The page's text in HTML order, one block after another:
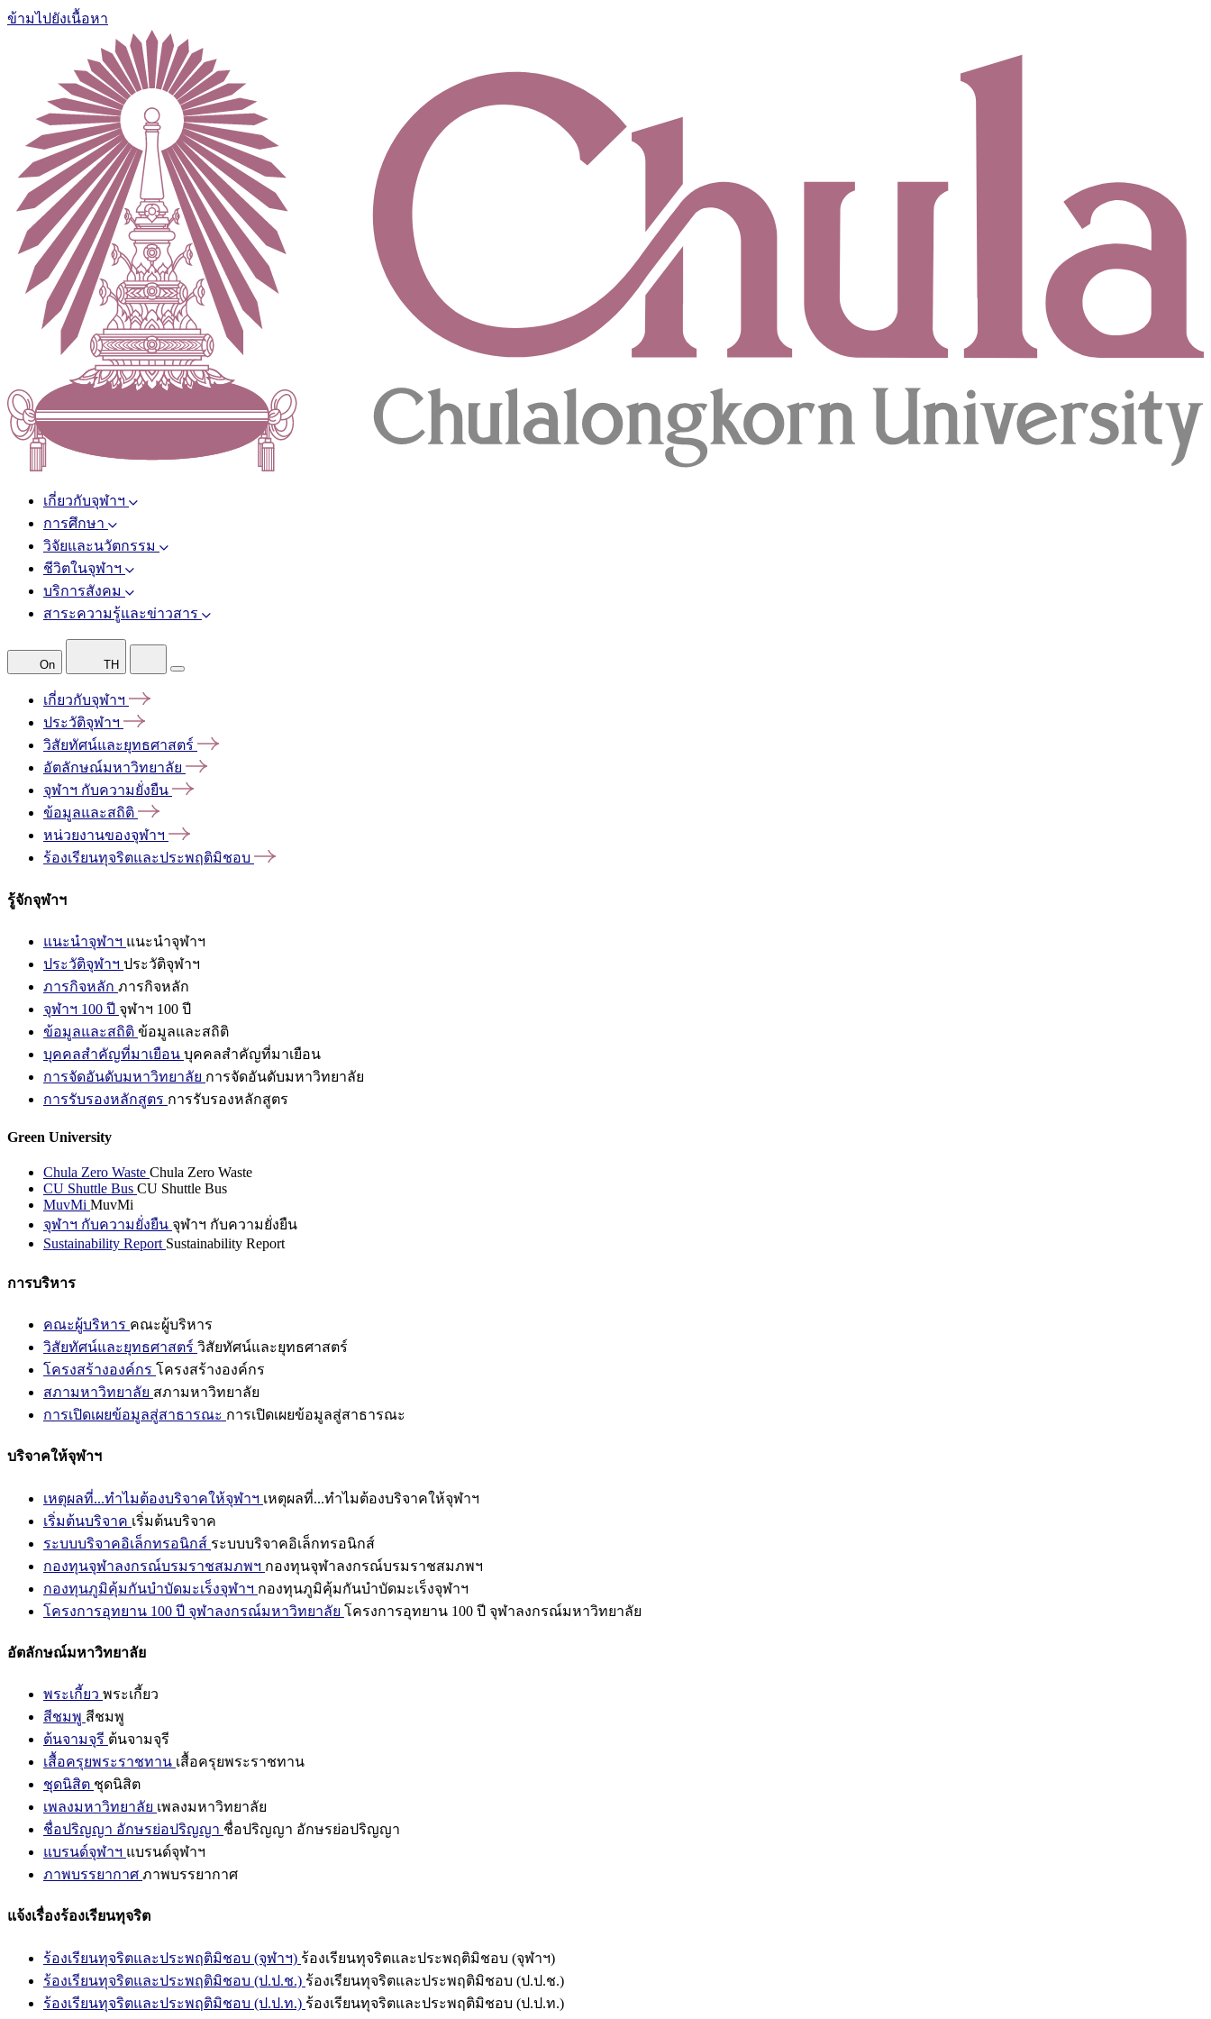
ข้ามไปยังเนื้อหา
เกี่ยวกับจุฬาฯ
การศึกษา
วิจัยและนวัตกรรม
ชีวิตในจุฬาฯ
บริการสังคม
สาระความรู้และข่าวสาร
On TH
เกี่ยวกับจุฬาฯ
ประวัติจุฬาฯ
วิสัยทัศน์และยุทธศาสตร์
อัตลักษณ์มหาวิทยาลัย
จุฬาฯ กับความยั่งยืน
ข้อมูลและสถิติ
หน่วยงานของจุฬาฯ
ร้องเรียนทุจริตและประพฤติมิชอบ
รู้จักจุฬาฯ
แนะนำจุฬาฯ แนะนำจุฬาฯ
ประวัติจุฬาฯ ประวัติจุฬาฯ
ภารกิจหลัก ภารกิจหลัก
จุฬาฯ 100 ปี จุฬาฯ 100 ปี
ข้อมูลและสถิติ ข้อมูลและสถิติ
บุคคลสำคัญที่มาเยือน บุคคลสำคัญที่มาเยือน
การจัดอันดับมหาวิทยาลัย การจัดอันดับมหาวิทยาลัย
การรับรองหลักสูตร การรับรองหลักสูตร
Green University
Chula Zero Waste Chula Zero Waste
CU Shuttle Bus CU Shuttle Bus
MuvMi MuvMi
จุฬาฯ กับความยั่งยืน จุฬาฯ กับความยั่งยืน
Sustainability Report Sustainability Report
การบริหาร
คณะผู้บริหาร คณะผู้บริหาร
วิสัยทัศน์และยุทธศาสตร์ วิสัยทัศน์และยุทธศาสตร์
โครงสร้างองค์กร โครงสร้างองค์กร
สภามหาวิทยาลัย สภามหาวิทยาลัย
การเปิดเผยข้อมูลสู่สาธารณะ การเปิดเผยข้อมูลสู่สาธารณะ
บริจาคให้จุฬาฯ
เหตุผลที่...ทำไมต้องบริจาคให้จุฬาฯ เหตุผลที่...ทำไมต้องบริจาคให้จุฬาฯ
เริ่มต้นบริจาค เริ่มต้นบริจาค
ระบบบริจาคอิเล็กทรอนิกส์ ระบบบริจาคอิเล็กทรอนิกส์
กองทุนจุฬาลงกรณ์บรมราชสมภพฯ กองทุนจุฬาลงกรณ์บรมราชสมภพฯ
กองทุนภูมิคุ้มกันบำบัดมะเร็งจุฬาฯ กองทุนภูมิคุ้มกันบำบัดมะเร็งจุฬาฯ
โครงการอุทยาน 100 ปี จุฬาลงกรณ์มหาวิทยาลัย โครงการอุทยาน 100 ปี จุฬาลงกรณ์มหาวิทยาลัย
อัตลักษณ์มหาวิทยาลัย
พระเกี้ยว พระเกี้ยว
สีชมพู สีชมพู
ต้นจามจุรี ต้นจามจุรี
เสื้อครุยพระราชทาน เสื้อครุยพระราชทาน
ชุดนิสิต ชุดนิสิต
เพลงมหาวิทยาลัย เพลงมหาวิทยาลัย
ชื่อปริญญา อักษรย่อปริญญา ชื่อปริญญา อักษรย่อปริญญา
แบรนด์จุฬาฯ แบรนด์จุฬาฯ
ภาพบรรยากาศ ภาพบรรยากาศ
แจ้งเรื่องร้องเรียนทุจริต
ร้องเรียนทุจริตและประพฤติมิชอบ (จุฬาฯ) ร้องเรียนทุจริตและประพฤติมิชอบ (จุฬาฯ)
ร้องเรียนทุจริตและประพฤติมิชอบ (ป.ป.ช.) ร้องเรียนทุจริตและประพฤติมิชอบ (ป.ป.ช.)
ร้องเรียนทุจริตและประพฤติมิชอบ (ป.ป.ท.) ร้องเรียนทุจริตและประพฤติมิชอบ (ป.ป.ท.)